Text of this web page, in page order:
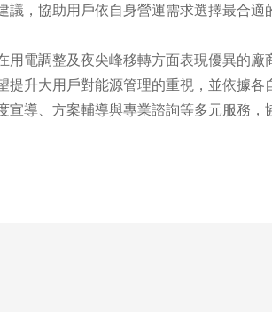
，協助用戶依自身營運需求選擇最合適
電調整及夜尖峰移轉方面表現優異的廠
升大用戶對能源管理的重視，並依據各
導、方案輔導與專業諮詢等多元服務，